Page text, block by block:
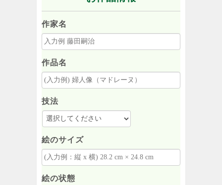
作家名
作品名
技法
絵のサイズ
絵の状態